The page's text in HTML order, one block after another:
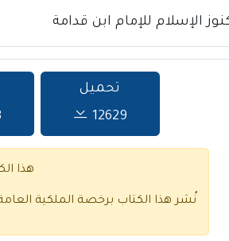
تحميل
12629
هذا
نُشر هذا الكتاب برخصة الملكية